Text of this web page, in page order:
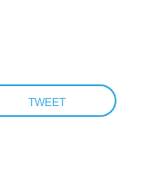
TWEET